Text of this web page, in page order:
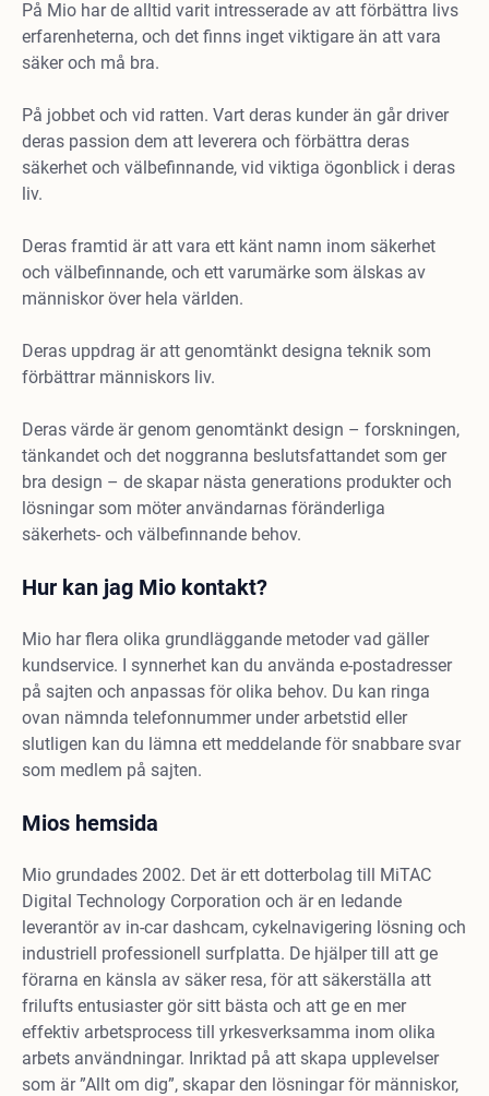
På Mio har de alltid varit intresserade av att förbättra livs
erfarenheterna, och det finns inget viktigare än att vara
säker och må bra.
På jobbet och vid ratten. Vart deras kunder än går driver
deras passion dem att leverera och förbättra deras
säkerhet och välbefinnande, vid viktiga ögonblick i deras
liv.
Deras framtid är att vara ett känt namn inom säkerhet
och välbefinnande, och ett varumärke som älskas av
människor över hela världen.
Deras uppdrag är att genomtänkt designa teknik som
förbättrar människors liv.
Deras värde är genom genomtänkt design – forskningen,
tänkandet och det noggranna beslutsfattandet som ger
bra design – de skapar nästa generations produkter och
lösningar som möter användarnas föränderliga
säkerhets- och välbefinnande behov.
Hur kan jag Mio kontakt?
Mio har flera olika grundläggande metoder vad gäller
kundservice. I synnerhet kan du använda e-postadresser
på sajten och anpassas för olika behov. Du kan ringa
ovan nämnda telefonnummer under arbetstid eller
slutligen kan du lämna ett meddelande för snabbare svar
som medlem på sajten.
Mios hemsida
Mio grundades 2002. Det är ett dotterbolag till MiTAC
Digital Technology Corporation och är en ledande
leverantör av in-car dashcam, cykelnavigering lösning och
industriell professionell surfplatta. De hjälper till att ge
förarna en känsla av säker resa, för att säkerställa att
frilufts entusiaster gör sitt bästa och att ge en mer
effektiv arbetsprocess till yrkesverksamma inom olika
arbets användningar. Inriktad på att skapa upplevelser
som är ”Allt om dig”, skapar den lösningar för människor,